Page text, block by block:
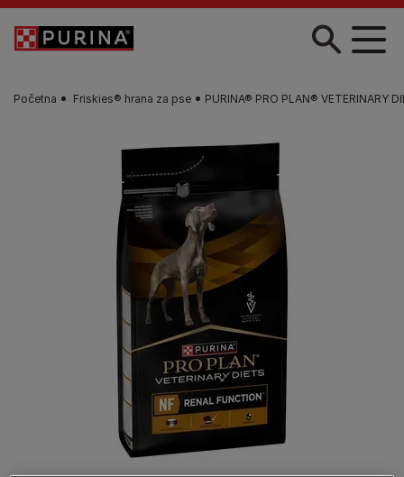
Skip to main content
Početna Friskies® hrana za pse​ PURINA® PRO PLAN® VETERINARY